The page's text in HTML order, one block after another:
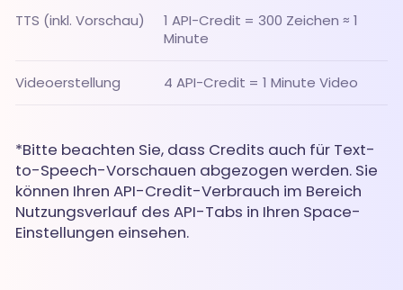
TTS (inkl. Vorschau)
1 API-Credit = 300 Zeichen ≈ 1
Minute
Videoerstellung 4 API-Credit = 1 Minute Video
*Bitte beachten Sie, dass Credits auch für Text-
to-Speech-Vorschauen abgezogen werden. Sie
können Ihren API-Credit-Verbrauch im Bereich
Nutzungsverlauf des API-Tabs in Ihren Space-
Einstellungen einsehen.